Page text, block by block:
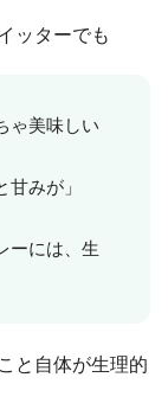
ッターでも
ゃ美味しい
みが」
ーには、生
と自体が生理的